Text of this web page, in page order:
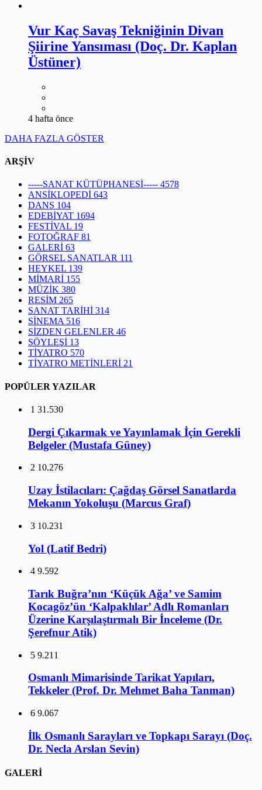
Vur Kaç Savaş Tekniğinin Divan
Şiirine Yansıması (Doç. Dr. Kaplan
Üstüner)
4 hafta önce
DAHA FAZLA GÖSTER
ARŞİV
-----SANAT KÜTÜPHANESİ----- 4578
ANSİKLOPEDİ 643
DANS 104
EDEBİYAT 1694
FESTİVAL 19
FOTOĞRAF 81
GALERİ 63
GÖRSEL SANATLAR 111
HEYKEL 139
MİMARİ 155
MÜZİK 380
RESİM 265
SANAT TARİHİ 314
SİNEMA 516
SİZDEN GELENLER 46
SÖYLEŞİ 13
TİYATRO 570
TİYATRO METİNLERİ 21
POPÜLER YAZILAR
1 31.530
Dergi Çıkarmak ve Yayınlamak İçin Gerekli
Belgeler (Mustafa Güney)
2 10.276
Uzay İstilacıları: Çağdaş Görsel Sanatlarda
Mekanın Yokoluşu (Marcus Graf)
3 10.231
Yol (Latif Bedri)
4 9.592
Tarık Buğra’nın ‘Küçük Ağa’ ve Samim
Kocagöz’ün ‘Kalpaklılar’ Adlı Romanları
Üzerine Karşılaştırmalı Bir İnceleme (Dr.
Şerefnur Atik)
5 9.211
Osmanlı Mimarisinde Tarikat Yapıları,
Tekkeler (Prof. Dr. Mehmet Baha Tanman)
6 9.067
İlk Osmanlı Sarayları ve Topkapı Sarayı (Doç.
Dr. Necla Arslan Sevin)
GALERİ